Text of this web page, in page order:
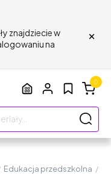
znajdziecie w
na
×
0
Edukacja przedszkolna /